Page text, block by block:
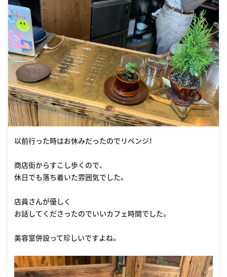
以前行った時はお休みだったのでリベンジ！
商店街からすこし歩くので、
休日でも落ち着いた雰囲気でした。
店員さんが優しく
お話してくださったのでいいカフェ時間でした。
美容室併設って珍しいですよね。